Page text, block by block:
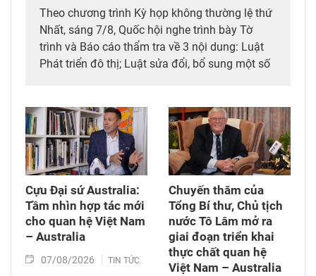
Theo chương trình Kỳ họp không thường lệ thứ
Nhất, sáng 7/8, Quốc hội nghe trình bày Tờ
trình và Báo cáo thẩm tra về 3 nội dung: Luật
Phát triển đô thị; Luật sửa đổi, bổ sung một số
nghiệp và môi trường; Luật sửa đổi, bổ sung
một số điều của Luật Tần số vô tuyến điện,
Luật Viễn thông, Luật Giao dịch điện tử và Luật
Chuyển giao công nghệ. Sau đó, Quốc hội thảo
luận ở tổ về 3 dự án Luật trên.
Cựu Đại sứ Australia:
Tầm nhìn hợp tác mới
cho quan hệ Việt Nam
– Australia
07/08/2026 TIN TỨC
Chuyến thăm của
Tổng Bí thư, Chủ tịch
nước Tô Lâm mở ra
giai đoạn triển khai
thực chất quan hệ
Việt Nam – Australia